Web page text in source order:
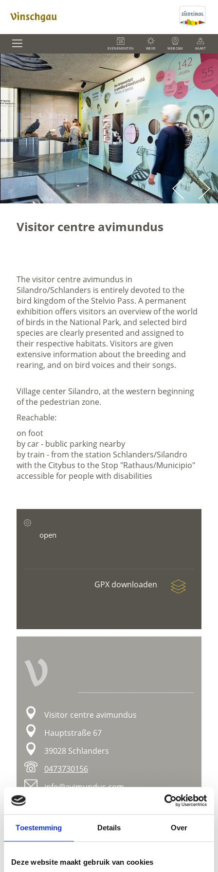
Toestemming Details Over
Deze website maakt gebruik van cookies
EVENEMENTEN WEER WEBCAM KAART
Visitor centre avimundus
The visitor centre avimundus in
Silandro/Schlanders is entirely devoted to the
bird kingdom of the Stelvio Pass. A permanent
exhibition offers visitors an overview of the world
of birds in the National Park, and selected bird
species are clearly presented and assigned to
their respective habitats. Visitors are given
extensive information about the breeding and
rearing, and on bird voices and their songs.
Village center Silandro, at the western beginning
of the pedestrian zone.
Reachable:
on foot
by car - bublic parking nearby
by train - from the station Schlanders/Silandro
with the Citybus to the Stop "Rathaus/Municipio"
accessible for people with disabilities
open
GPX downloaden
V
Visitor centre avimundus
Hauptstraße 67
39028 Schlanders
0473730156
info@avimundus.com
Kaart- en hoogteprofiel